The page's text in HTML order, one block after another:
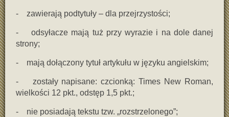
- zawierają podtytuły – dla przejrzystości;
- odsyłacze mają tuż przy wyrazie i na dole danej
strony;
- mają dołączony tytuł artykułu w języku angielskim;
- zostały napisane: czcionką: Times New Roman,
wielkości 12 pkt., odstęp 1,5 pkt.;
- nie posiadają tekstu tzw. „rozstrzelonego”;